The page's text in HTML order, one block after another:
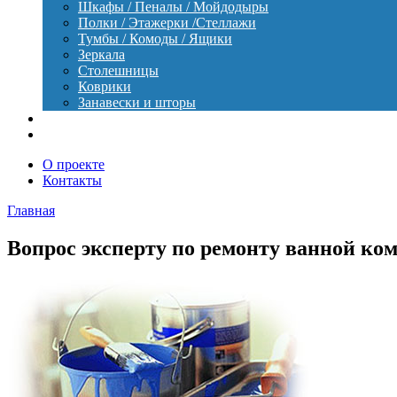
Шкафы / Пеналы / Мойдодыры
Полки / Этажерки /Стеллажи
Тумбы / Комоды / Ящики
Зеркала
Столешницы
Коврики
Занавески и шторы
О проекте
Контакты
Главная
Вопрос эксперту по ремонту ванной